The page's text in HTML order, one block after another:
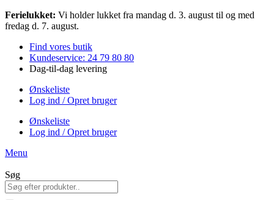
Videre
til
Ferielukket: Vi holder lukket fra mandag d. 3. august til og med
fredag d. 7. august.
Find vores butik
Kundeservice: 24 79 80 80
Dag-til-dag levering
Ønskeliste
Log ind / Opret bruger
Ønskeliste
Log ind / Opret bruger
Menu
Søg